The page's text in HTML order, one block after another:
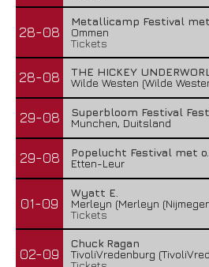
28-08
Metallicamp Festival met
Ommen
Tickets
28-08
THE HICKEY
Wilde Westen (Wilde
29-08
Superbloom Festival
Munchen, Duitsland
29-08
Popelucht Festival met
Etten-Leur
01-09
Wyatt E.
Merleyn (Merleyn
Tickets
02-09
Chuck Ragan
TivoliVredenburg